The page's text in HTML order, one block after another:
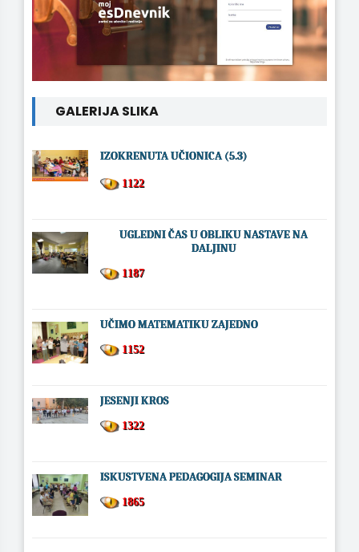
GALERIJA SLIKA
IZOKRENUTA UČIONICA (5.3)
1122
UGLEDNI ČAS U OBLIKU NASTAVE NA
DALJINU
1187
UČIMO MATEMATIKU ZAJEDNO
1152
JESENJI KROS
1322
ISKUSTVENA PEDAGOGIJA SEMINAR
1865